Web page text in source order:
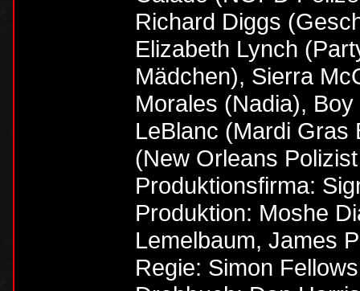
Richard Diggs
Elizabeth Lynch
Mädchen), Sierra
Morales (Nadia),
LeBlanc (Mardi Gras
(New Orleans
Produktionsfirma:
Produktion: Moshe
Lemelbaum, James
Regie: Simon Fellows